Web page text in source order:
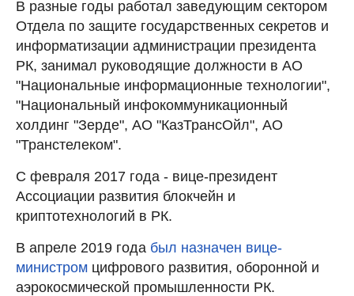
В разные годы работал заведующим сектором
Отдела по защите государственных секретов и
информатизации администрации президента
РК, занимал руководящие должности в АО
"Национальные информационные технологии",
"Национальный инфокоммуникационный
холдинг "Зерде", АО "КазТрансОйл", АО
"Транстелеком".
С февраля 2017 года - вице-президент
Ассоциации развития блокчейн и
криптотехнологий в РК.
В апреле 2019 года был назначен вице-
министром цифрового развития, оборонной и
аэрокосмической промышленности РК.